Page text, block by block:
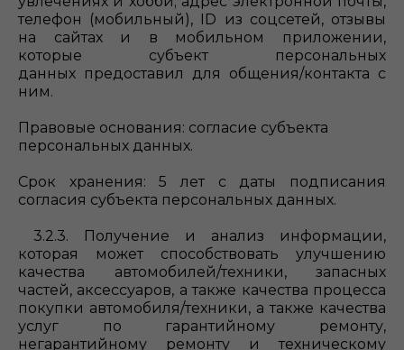
телефон (мобильный), ID из соцсетей, отзывы
на сайтах и в мобильном приложении,
которые субъект персональных
данных предоставил для общения/контакта с
ним.
Правовые основания: согласие субъекта
персональных данных.
Срок хранения: 5 лет с даты подписания
согласия субъекта персональных данных.
3.2.3. Получение и анализ информации,
которая может способствовать улучшению
качества автомобилей/техники, запасных
частей, аксессуаров, а также качества процесса
покупки автомобиля/техники, а также качества
услуг по гарантийному ремонту,
негарантийному ремонту и техническому